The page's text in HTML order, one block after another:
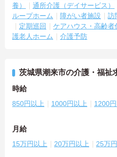
養）
通所介護（デイサービス）
ループホーム
障がい者施設 訪
定期巡回
ケアハウス・高齢者
護老人ホーム
介護予防
茨城県潮来市の介護・福祉
時給
850円以上 1000円以上 1200
月給
15万円以上 20万円以上 25万